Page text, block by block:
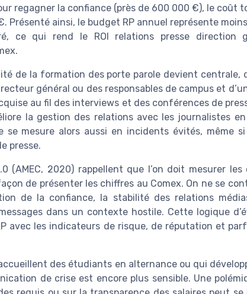
regagner la confiance (près de 600 000 €), le coût
Présenté ainsi, le budget RP annuel représente
ce qui rend le ROI relations presse direction
de la formation des porte parole devient centrale,
général ou des responsables de campus et
au fil des interviews et des conférences de
la gestion des relations avec les journalistes
se mesure alors aussi en incidents évités, même
presse.
(AMEC, 2020) rappellent que l’on doit mesurer
de présenter les chiffres au Comex. On ne se
de la confiance, la stabilité des relations
dans un contexte hostile. Cette logique
avec les indicateurs de risque, de réputation et
des étudiants en alternance ou qui
de crise est encore plus sensible. Une